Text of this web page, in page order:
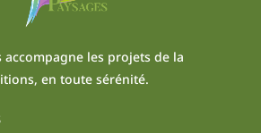
accompagne les projets de la
en toute sérénité.